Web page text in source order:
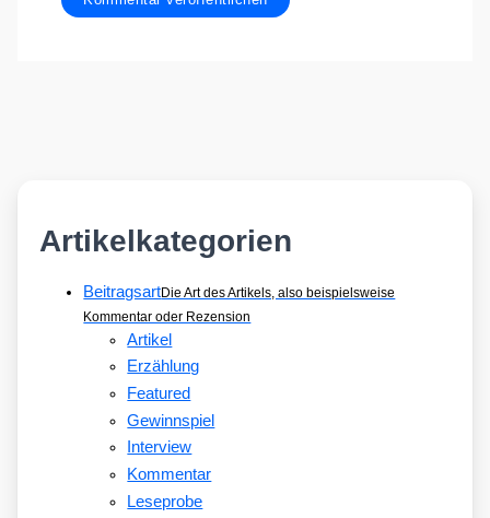
Artikelkategorien
BeitragsartDie Art des Artikels, also beispielsweise
Kommentar oder Rezension
Artikel
Erzählung
Featured
Gewinnspiel
Interview
Kommentar
Leseprobe